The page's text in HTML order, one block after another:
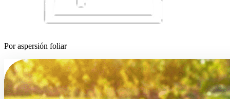
Por aspersión foliar